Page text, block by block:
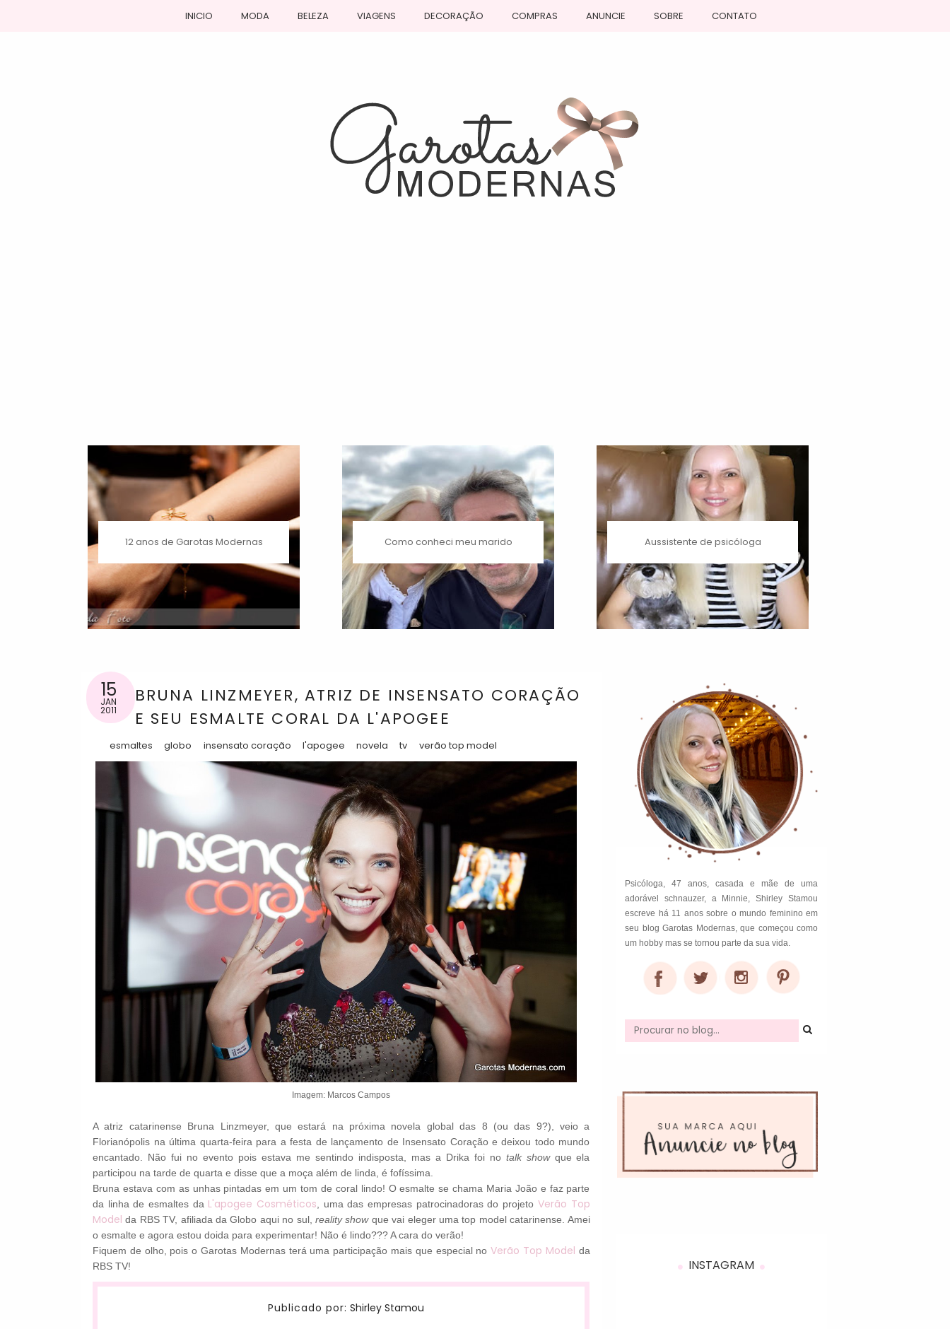
INICIO MODA BELEZA VIAGENS DECORAÇÃO COMPRAS ANUNCIE SOBRE CONTATO
12 anos de Garotas Modernas Como conheci meu marido Aussistente de psicóloga
15
JAN
2011
BRUNA LINZMEYER, ATRIZ DE INSENSATO CORAÇÃO
E SEU ESMALTE CORAL DA L'APOGEE
esmaltes globo insensato coração l'apogee novela tv verão top model
Imagem: Marcos Campos
A atriz catarinense Bruna Linzmeyer, que estará na próxima novela global das 8 (ou das 9?), veio a
Florianópolis na última quarta-feira para a festa de lançamento de Insensato Coração e deixou todo mundo
encantado. Não fui no evento pois estava me sentindo indisposta, mas a Drika foi no talk showque ela
participou na tarde de quarta e disse que a moça além de linda, é fofíssima.
Bruna estava com as unhas pintadas em um tom de coral lindo! O esmalte se chama Maria João e faz parte
da linha de esmaltes da L'apogee Cosméticos , uma das empresas patrocinadoras do projeto Verão Top
Model da RBS TV, afiliada da Globo aqui no sul, reality showque vai eleger uma top model catarinense. Amei
o esmalte e agora estou doida para experimentar! Não é lindo??? A cara do verão!
Fiquem de olho, pois o Garotas Modernas terá uma participação mais que especial noVerão Top Model da
RBS TV!
Publicado por: Shirley Stamou
Psicóloga, 47 anos, casada e mãe de uma
adorável schnauzer, a Minnie, Shirley Stamou
escreve há 11 anos sobre o mundo feminino em
seu blog Garotas Modernas, que começou como
um hobby mas se tornou parte da sua vida.
INSTAGRAM